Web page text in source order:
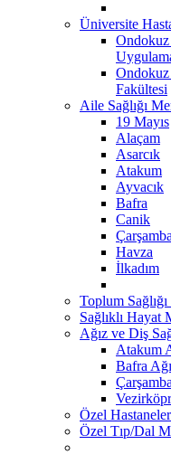
Üniversite
Ondokuz
Fakültesi
Aile Sağlığı
19 Mayıs
Alaçam
Asarcık
Atakum
Ayvacık
Bafra
Canik
Çarşamba
Havza
İlkadım
Toplum
Sağlıklı Hayat
Ağız ve Diş
Atakum
Bafra
Özel Hastaneler
Özel Tıp/Dal